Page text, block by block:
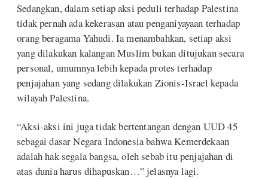
Sedangkan, dalam setiap aksi peduli terhadap Palestina
tidak pernah ada kekerasan atau penganiyayaan terhadap
orang beragama Yahudi. Ia menambahkan, setiap aksi
yang dilakukan kalangan Muslim bukan ditujukan secara
personal, umumnya lebih kepada protes terhadap
penjajahan yang sedang dilakukan Zionis-Israel kepada
wilayah Palestina.
“Aksi-aksi ini juga tidak bertentangan dengan UUD 45
sebagai dasar Negara Indonesia bahwa Kemerdekaan
adalah hak segala bangsa, oleh sebab itu penjajahan di
atas dunia harus dihapuskan…” jelasnya lagi.